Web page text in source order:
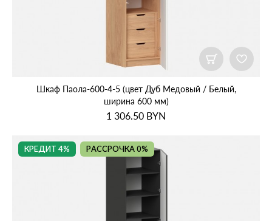
Шкаф Паола‑600‑4‑5 (цвет Дуб Медовый / Белый,
ширина 600 мм)
1 306.50 BYN
КРЕДИТ 4% РАССРОЧКА 0%